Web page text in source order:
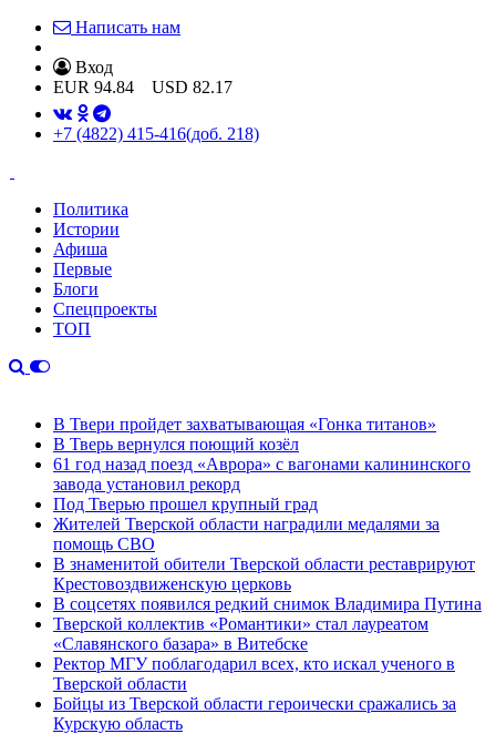
Написать нам
Вход
EUR 94.84 USD 82.17
+7 (4822) 415-416(доб. 218)
Политика
Истории
Афиша
Первые
Блоги
Спецпроекты
ТОП
В Твери пройдет захватывающая «Гонка титанов»
В Тверь вернулся поющий козёл
61 год назад поезд «Аврора» с вагонами калининского
завода установил рекорд
Под Тверью прошел крупный град
Жителей Тверской области наградили медалями за
помощь СВО
В знаменитой обители Тверской области реставрируют
Крестовоздвиженскую церковь
В соцсетях появился редкий снимок Владимира Путина
Тверской коллектив «Романтики» стал лауреатом
«Славянского базара» в Витебске
Ректор МГУ поблагодарил всех, кто искал ученого в
Тверской области
Бойцы из Тверской области героически сражались за
Курскую область